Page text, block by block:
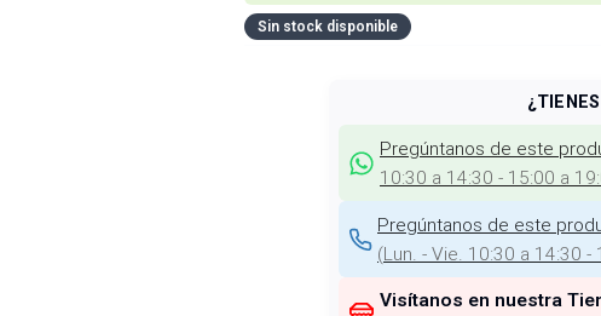
Sin stock disponible
Pregúntanos de este
10:30 a 14:30 - 15:00 a
Pregúntanos de este
(Lun. - Vie. 10:30 a 14:30 -
Visítanos en nuestra